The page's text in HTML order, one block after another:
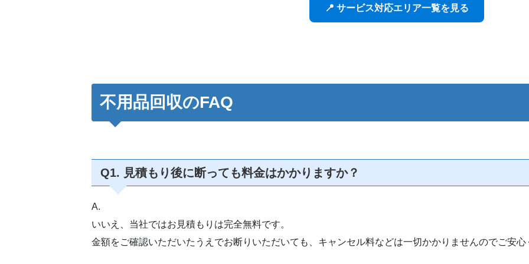
📍 サービス対応エリア一覧を見る
不用品回収のFAQ
Q1. 見積もり後に断っても料金はかかりますか？
A.
いいえ、当社ではお見積もりは完全無料です。
金額をご確認いただいたうえでお断りいただいても、キャンセル料などは一切かかりませんのでご安心